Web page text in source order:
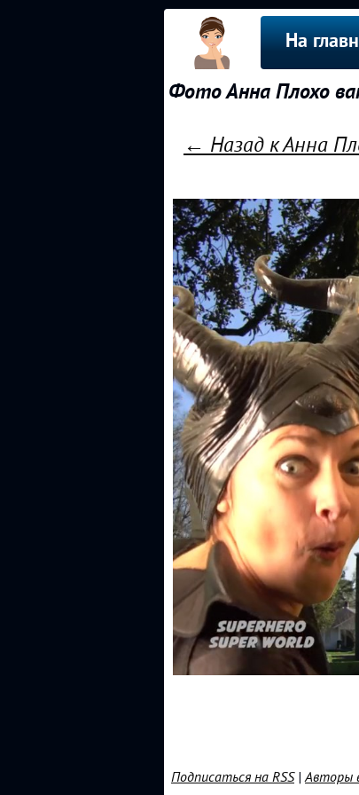
На
Фото Анна Плохо
← Назад к Анна
Подписаться на RSS|Авторы